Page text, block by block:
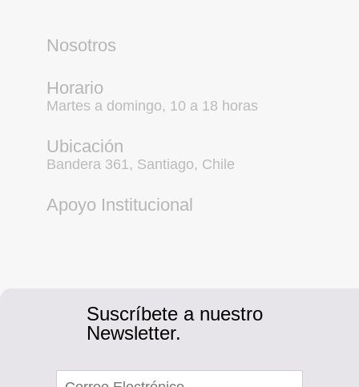
Nosotros
Horario
Martes a domingo, 10 a 18 horas
Ubicación
Bandera 361, Santiago, Chile
Apoyo Institucional
Suscríbete a nuestro
Newsletter.